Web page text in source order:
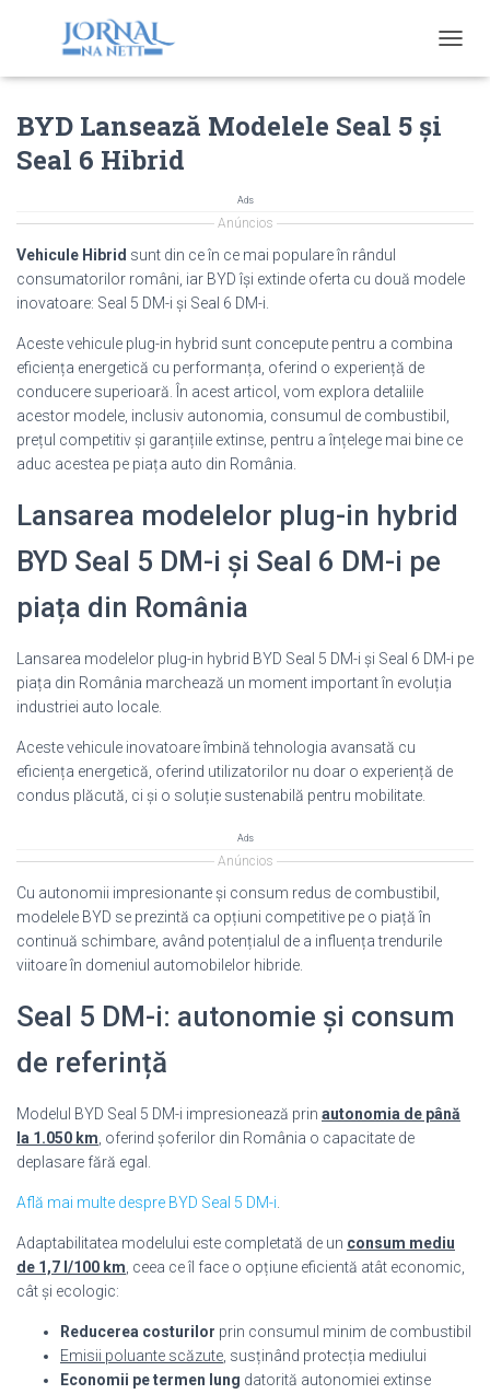
O
V
A
O
BYD Lansează Modelele Seal 5 și
Seal 6 Hibrid
Ads
Anúncios
Vehicule Hibrid sunt din ce în ce mai populare în rândul
consumatorilor români, iar BYD își extinde oferta cu două modele
inovatoare: Seal 5 DM-i și Seal 6 DM-i.
Aceste vehicule plug-in hybrid sunt concepute pentru a combina
eficiența energetică cu performanța, oferind o experiență de
conducere superioară. În acest articol, vom explora detaliile
acestor modele, inclusiv autonomia, consumul de combustibil,
prețul competitiv și garanțiile extinse, pentru a înțelege mai bine ce
aduc acestea pe piața auto din România.
Lansarea modelelor plug-in hybrid
BYD Seal 5 DM-i și Seal 6 DM-i pe
piața din România
Lansarea modelelor plug-in hybrid BYD Seal 5 DM-i și Seal 6 DM-i pe
piața din România marchează un moment important în evoluția
industriei auto locale.
Aceste vehicule inovatoare îmbină tehnologia avansată cu
eficiența energetică, oferind utilizatorilor nu doar o experiență de
condus plăcută, ci și o soluție sustenabilă pentru mobilitate.
Ads
Anúncios
Cu autonomii impresionante și consum redus de combustibil,
modelele BYD se prezintă ca opțiuni competitive pe o piață în
continuă schimbare, având potențialul de a influența trendurile
viitoare în domeniul automobilelor hibride.
Seal 5 DM-i: autonomie și consum
de referință
Modelul BYD Seal 5 DM-i impresionează prin autonomia de până
la 1.050 km , oferind șoferilor din România o capacitate de
deplasare fără egal.
Află mai multe despre BYD Seal 5 DM-i
Adaptabilitatea modelului este completată de un consum mediu
de 1,7 l/100 km , ceea ce îl face o opțiune eficientă atât economic,
cât și ecologic:
Reducerea costurilor prin consumul minim de combustibil
Emisii poluante scăzute , susținând protecția mediului
Economii pe termen lung datorită autonomiei extinse